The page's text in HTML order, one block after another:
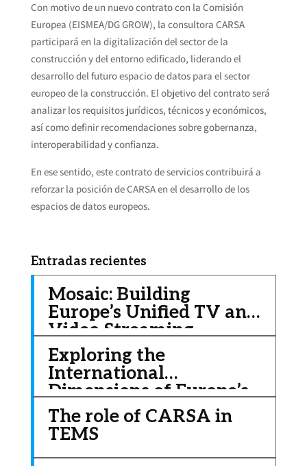
Con motivo de un nuevo contrato con la Comisión
Europea (EISMEA/DG GROW), la consultora CARSA
participará en la digitalización del sector de la
construcción y del entorno edificado, liderando el
desarrollo del futuro espacio de datos para el sector
europeo de la construcción. El objetivo del contrato será
analizar los requisitos jurídicos, técnicos y económicos,
así como definir recomendaciones sobre gobernanza,
interoperabilidad y confianza.
En ese sentido, este contrato de servicios contribuirá a
reforzar la posición de CARSA en el desarrollo de los
espacios de datos europeos.
Entradas recientes
Mosaic: Building
Europe’s Unified TV and
Video Streaming
Platform
Exploring the
International
Dimensions of Europe’s
Data Economy
The role of CARSA in
TEMS